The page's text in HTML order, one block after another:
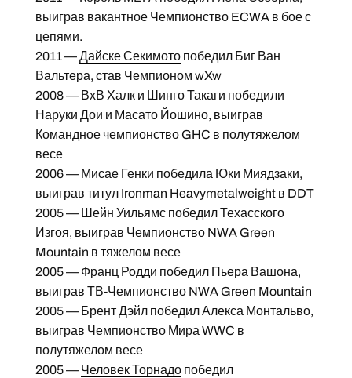
выиграв вакантное Чемпионство ECWA в бое с
цепями.
2011 —Дайске Секимотопобедил Биг Ван
Вальтера, став Чемпионом wXw
2008 — ВхВ Халк и Шинго Такаги победили
Наруки Дои и Масато Йошино, выиграв
Командное чемпионство GHC в полутяжелом
весе
2006 — Мисае Генки победила Юки Миядзаки,
выиграв титул Ironman Heavymetalweight в DDT
2005 — Шейн Уильямс победил Техасского
Изгоя, выиграв Чемпионство NWA Green
Mountain в тяжелом весе
2005 — Франц Родди победил Пьера Вашона,
выиграв ТВ-Чемпионство NWA Green Mountain
2005 — Брент Дэйл победил Алекса Монтальво,
выиграв Чемпионство Мира WWC в
полутяжелом весе
2005 — Человек Торнадопобедил